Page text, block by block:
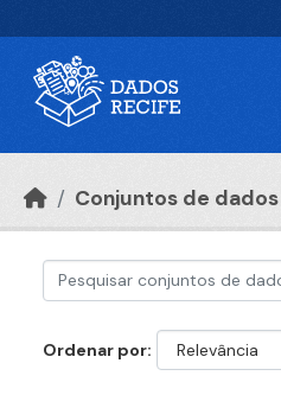
Conjuntos de dados
Ordenar por